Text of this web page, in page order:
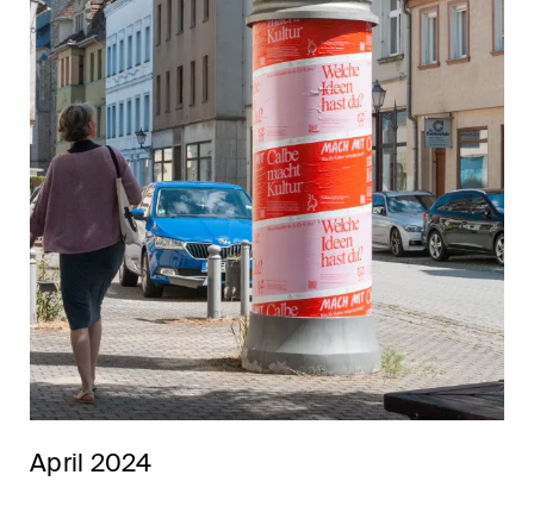
April 2024